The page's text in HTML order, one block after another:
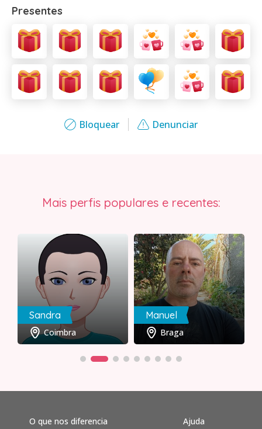
Bloquear Denunciar
Presentes
Mais perfis populares e recentes:
Sandra
Coimbra
Manuel
Braga
O que nos diferencia
Ajuda